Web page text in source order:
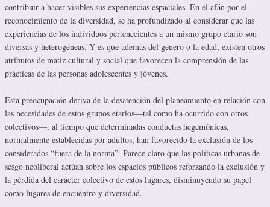
contribuir a hacer visibles sus experiencias espaciales. En el afán por el
reconocimiento de la diversidad, se ha profundizado al considerar que las
experiencias de los individuos pertenecientes a un mismo grupo etario son
diversas y heterogéneas. Y es que además del género o la edad, existen otros
atributos de matiz cultural y social que favorecen la comprensión de las
prácticas de las personas adolescentes y jóvenes.
Esta preocupación deriva de la desatención del planeamiento en relación con
las necesidades de estos grupos etarios—tal como ha ocurrido con otros
colectivos—, al tiempo que determinadas conductas hegemónicas,
normalmente establecidas por adultos, han favorecido la exclusión de los
considerados “fuera de la norma”. Parece claro que las políticas urbanas de
sesgo neoliberal actúan sobre los espacios públicos reforzando la exclusión y
la pérdida del carácter colectivo de estos lugares, disminuyendo su papel
como lugares de encuentro y diversidad.